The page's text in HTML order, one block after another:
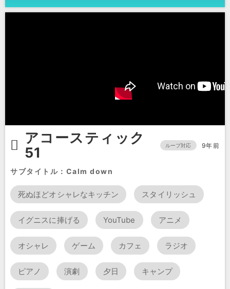
アコースティック
51
ループ対応 9年前
サブタイトル：Calm down
死ぬほどオシャレなキッチン スタイリッシュ
イグニスに捧げる YouTube アニメ
オシャレ ゲーム カフェ ラジオ
ピアノ 演劇 夕日 キャンプ